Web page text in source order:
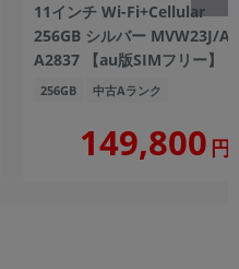
11インチ Wi-Fi+Cellular
256GB シルバー MVW23J/A
A2837 【au版SIMフリー】
256GB 中古Aランク
149,800 円